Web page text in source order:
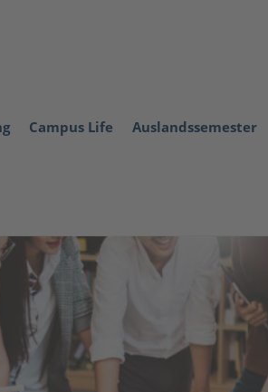
Campus Life Auslandssemester